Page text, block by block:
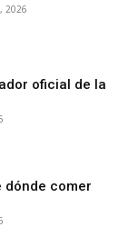
2026
oficial de la
dónde comer